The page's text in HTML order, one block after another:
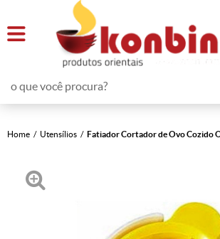
Home Utensílios Fatiador Cortador de Ovo Cozido